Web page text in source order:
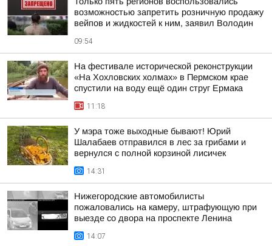
возможностью запретить розничную продажу
вейпов и жидкостей к ним, заявил Володин
09:54
На фестивале исторической реконструкции
«На Хохловских холмах» в Пермском крае
спустили на воду ещё один струг Ермака
11:18
У мэра тоже выходные бывают! Юрий
Шалабаев отправился в лес за грибами и
вернулся с полной корзиной лисичек
14:31
Нижегородские автомобилисты
пожаловались на камеру, штрафующую при
выезде со двора на проспекте Ленина
14:07